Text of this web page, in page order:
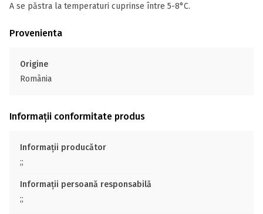
A se păstra la temperaturi cuprinse între 5-8°C.
Provenienta
Origine
România
Informații conformitate produs
Informații producător
;;
Informații persoană responsabilă
;;